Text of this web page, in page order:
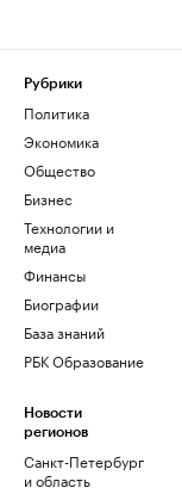
Рубрики
Политика
Экономика
Общество
Бизнес
Технологии и
медиа
Финансы
Биографии
База знаний
РБК Образование
Новости
регионов
Санкт-Петербург
и область